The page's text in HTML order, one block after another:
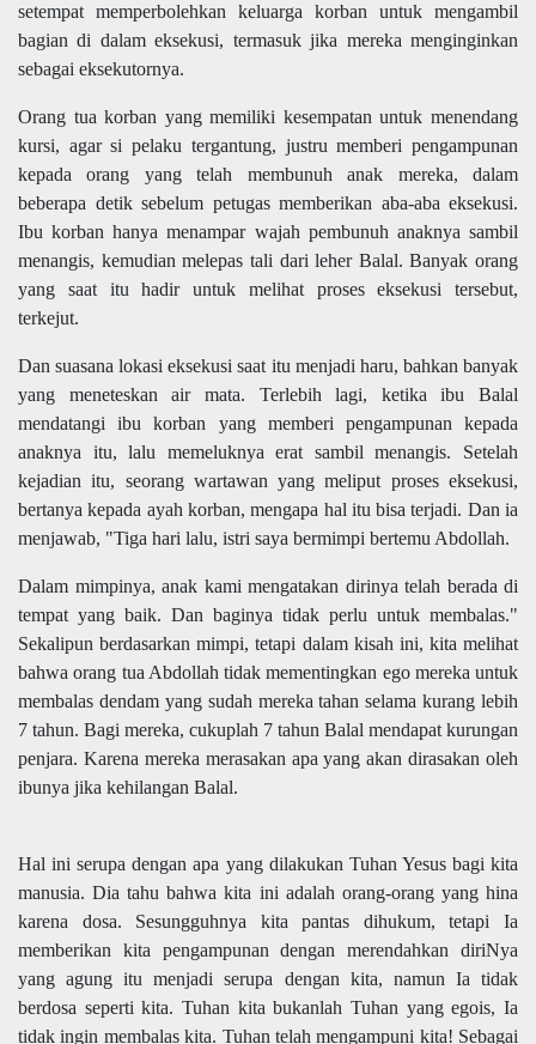
setempat memperbolehkan keluarga korban untuk mengambil
bagian di dalam eksekusi, termasuk jika mereka menginginkan
sebagai eksekutornya.
Orang tua korban yang memiliki kesempatan untuk menendang
kursi, agar si pelaku tergantung, justru memberi pengampunan
kepada orang yang telah membunuh anak mereka, dalam
beberapa detik sebelum petugas memberikan aba-aba eksekusi.
Ibu korban hanya menampar wajah pembunuh anaknya sambil
menangis, kemudian melepas tali dari leher Balal. Banyak orang
yang saat itu hadir untuk melihat proses eksekusi tersebut,
terkejut.
Dan suasana lokasi eksekusi saat itu menjadi haru, bahkan banyak
yang meneteskan air mata. Terlebih lagi, ketika ibu Balal
mendatangi ibu korban yang memberi pengampunan kepada
anaknya itu, lalu memeluknya erat sambil menangis. Setelah
kejadian itu, seorang wartawan yang meliput proses eksekusi,
bertanya kepada ayah korban, mengapa hal itu bisa terjadi. Dan ia
menjawab, "Tiga hari lalu, istri saya bermimpi bertemu Abdollah.
Dalam mimpinya, anak kami mengatakan dirinya telah berada di
tempat yang baik. Dan baginya tidak perlu untuk membalas."
Sekalipun berdasarkan mimpi, tetapi dalam kisah ini, kita melihat
bahwa orang tua Abdollah tidak mementingkan ego mereka untuk
membalas dendam yang sudah mereka tahan selama kurang lebih
7 tahun. Bagi mereka, cukuplah 7 tahun Balal mendapat kurungan
penjara. Karena mereka merasakan apa yang akan dirasakan oleh
ibunya jika kehilangan Balal.
Hal ini serupa dengan apa yang dilakukan Tuhan Yesus bagi kita
manusia. Dia tahu bahwa kita ini adalah orang-orang yang hina
karena dosa. Sesungguhnya kita pantas dihukum, tetapi Ia
memberikan kita pengampunan dengan merendahkan diriNya
yang agung itu menjadi serupa dengan kita, namun Ia tidak
berdosa seperti kita. Tuhan kita bukanlah Tuhan yang egois, Ia
tidak ingin membalas kita. Tuhan telah mengampuni kita! Sebagai